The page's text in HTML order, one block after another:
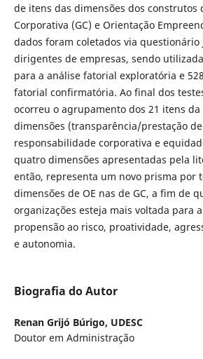
de itens das dimensões dos construtos
Corporativa (GC) e Orientação
dados foram coletados via questionário
dirigentes de empresas, sendo
para a análise fatorial exploratória e
fatorial confirmatória. Ao final dos
ocorreu o agrupamento dos 21 itens da
dimensões (transparência/prestação
responsabilidade corporativa e
quatro dimensões apresentadas pela
então, representa um novo prisma por
dimensões de OE nas de GC, a fim de
organizações esteja mais voltada para
propensão ao risco, proatividade,
e autonomia.
Biografia do Autor
Renan Grijó Búrigo, UDESC
Doutor em Administração